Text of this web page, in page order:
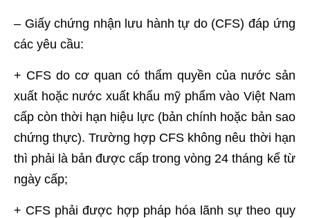
– Giấy chứng nhận lưu hành tự do (CFS) đáp ứng
các yêu cầu:
+ CFS do cơ quan có thẩm quyền của nước sản
xuất hoặc nước xuất khẩu mỹ phẩm vào Việt Nam
cấp còn thời hạn hiệu lực (bản chính hoặc bản sao
chứng thực). Trường hợp CFS không nêu thời hạn
thì phải là bản được cấp trong vòng 24 tháng kể từ
ngày cấp;
+ CFS phải được hợp pháp hóa lãnh sự theo quy